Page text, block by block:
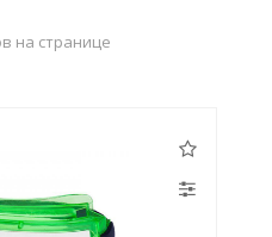
на странице